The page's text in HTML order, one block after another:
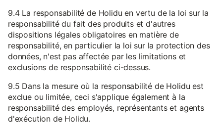
9.4 La responsabilité de Holidu en vertu de la loi sur la
responsabilité du fait des produits et d'autres
dispositions légales obligatoires en matière de
responsabilité, en particulier la loi sur la protection des
données, n'est pas affectée par les limitations et
exclusions de responsabilité ci-dessus.
9.5 Dans la mesure où la responsabilité de Holidu est
exclue ou limitée, ceci s'applique également à la
responsabilité des employés, représentants et agents
d'exécution de Holidu.